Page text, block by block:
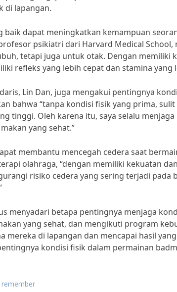
di lapangan.
dapat meningkatkan kemampuan
psikiatri dari Harvard Medical School,
tetapi juga untuk otak. Dengan memiliki
refleks yang lebih cepat dan stamina yang
Lin Dan, juga mengakui pentingnya
bahwa “tanpa kondisi fisik yang prima,
tinggi. Oleh karena itu, saya selalu
yang sehat.”
membantu mencegah cedera saat
olahraga, “dengan memiliki kekuatan
risiko cedera yang sering terjadi pada
menyadari betapa pentingnya menjaga
yang sehat, dan mengikuti program
di lapangan dan mencapai hasil
kondisi fisik dalam permainan